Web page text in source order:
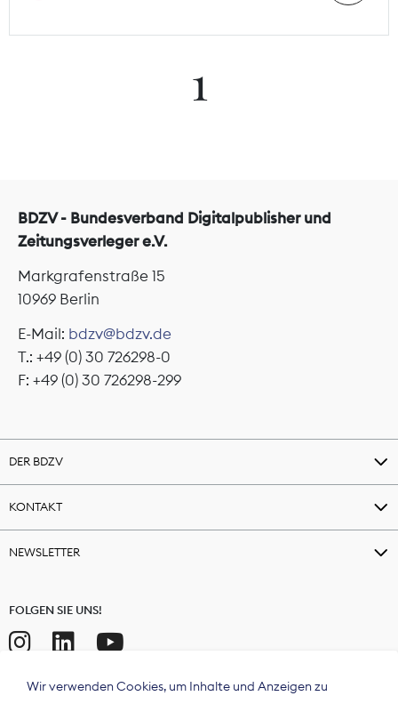
1
BDZV - Bundesverband Digitalpublisher und
Zeitungsverleger e.V.
Markgrafenstraße 15
10969 Berlin
E-Mail: bdzv@bdzv.de
T.: +49 (0) 30 726298-0
F: +49 (0) 30 726298-299
DER BDZV
KONTAKT
NEWSLETTER
FOLGEN SIE UNS!
Wir verwenden Cookies, um Inhalte und Anzeigen zu